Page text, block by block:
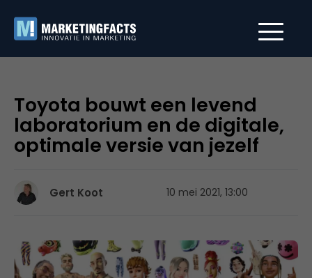
Toyota bouwt een levend
laboratorium en de digitale,
optimale versie van jezelf
Gert Koot 10 mei 2021, 13:00